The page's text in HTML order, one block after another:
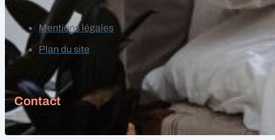
Mentions légales
Plan du site
Contact